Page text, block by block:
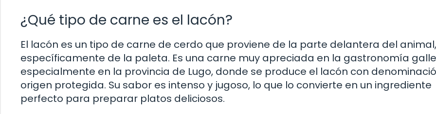
¿Qué tipo de carne es el lacón?
El lacón es un tipo de carne de cerdo que proviene de la parte delantera del animal,
específicamente de la paleta. Es una carne muy apreciada en la gastronomía
especialmente en la provincia de Lugo, donde se produce el lacón con
origen protegida. Su sabor es intenso y jugoso, lo que lo convierte en un ingrediente
perfecto para preparar platos deliciosos.